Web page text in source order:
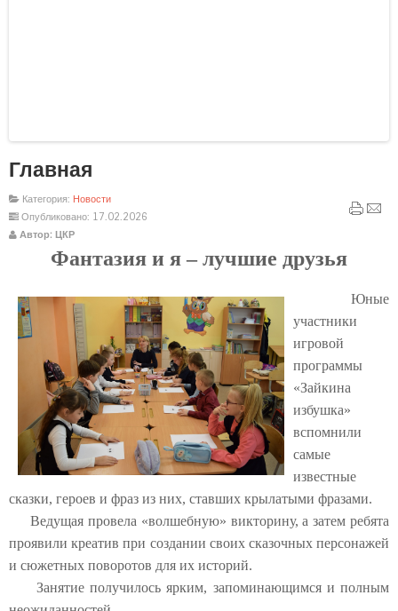
Joomla модули на
Главная
Категория: Новости
Опубликовано: 17.02.2026
Автор: ЦКР
Фантазия и я – лучшие друзья
Юные
участники
игровой
программы
«Зайкина
избушка»
вспомнили
самые
известные
сказки, героев и фраз из них, ставших крылатыми фразами.
Ведущая провела «волшебную» викторину, а затем ребята
проявили креатив при создании своих сказочных персонажей
и сюжетных поворотов для их историй.
Занятие получилось ярким, запоминающимся и полным